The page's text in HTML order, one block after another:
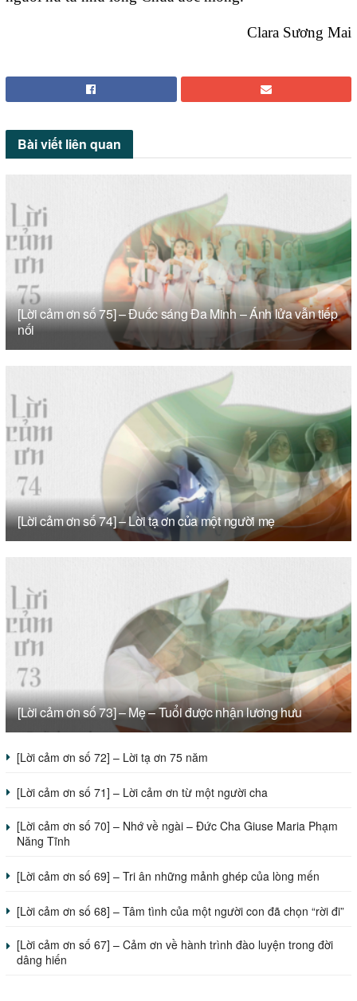
Clara Sương Mai
Bài viết liên quan
[Lời cảm ơn số 75] – Đuốc sáng Đa Minh – Ánh lửa vẫn tiếp
nối
[Lời cảm ơn số 74] – Lời tạ ơn của một người mẹ
[Lời cảm ơn số 73] – Mẹ – Tuổi được nhận lương hưu
[Lời cảm ơn số 72] – Lời tạ ơn 75 năm
[Lời cảm ơn số 71] – Lời cảm ơn từ một người cha
[Lời cảm ơn số 70] – Nhớ về ngài – Đức Cha Giuse Maria Phạm
Năng Tĩnh
[Lời cảm ơn số 69] – Tri ân những mảnh ghép của lòng mến
[Lời cảm ơn số 68] – Tâm tình của một người con đã chọn “rời đi”
[Lời cảm ơn số 67] – Cảm ơn về hành trình đào luyện trong đời
dâng hiến